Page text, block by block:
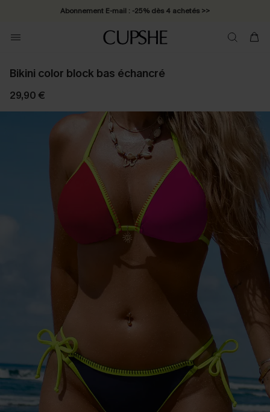
Abonnement E-mail : -25% dès 4 achetés >>
Bikini color block bas échancré
29,90 €